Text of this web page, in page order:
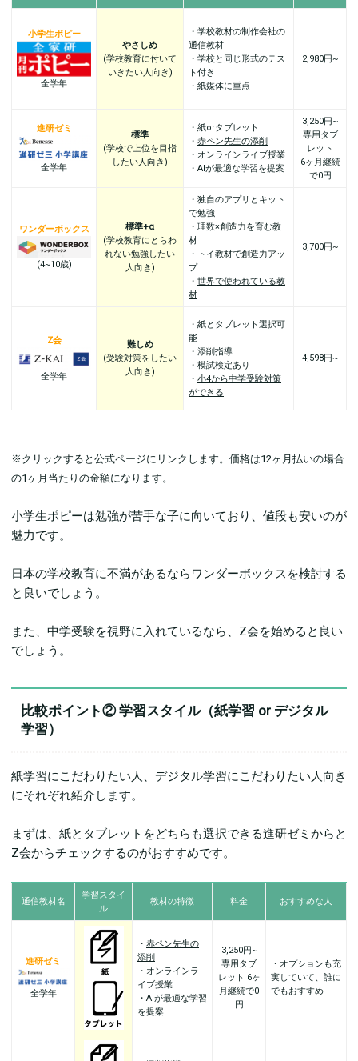
小学生ポピー
全学年
やさしめ
(学校教育に付いて
いきたい人向き)
・学校教材の制作会社の
通信教材
・学校と同じ形式のテス
ト付き
・ 紙媒体に重点
2,980円~
進研ゼミ
全学年
標準
(学校で上位を目指
したい人向き)
・紙orタブレット
・ 赤ペン先生の添削
・オンラインライブ授業
・AIが最適な学習を提案
3,250円~
専用タブ
レット
6ヶ月継続
で0円
ワンダーボックス
(4~10歳)
標準+α
(学校教育にとらわ
れない勉強したい
人向き)
・独自のアプリとキット
で勉強
・理数×創造力を育む教
材
・トイ教材で創造力アッ
プ
・ 世界で使われている教
材
3,700円~
Z会
全学年
難しめ
(受験対策をしたい
人向き)
・紙とタブレット選択可
能
・添削指導
・模試検定あり
・ 小4から中学受験対策
ができる
4,598円~
※クリックすると公式ページにリンクします。価格は12ヶ月払いの場合
の1ヶ月当たりの金額になります。
小学生ポピーは勉強が苦手な子に向いており、値段も安いのが
魅力です。
日本の学校教育に不満があるならワンダーボックスを検討する
と良いでしょう。
また、中学受験を視野に入れているなら、Z会を始めると良い
でしょう。
比較ポイント② 学習スタイル（紙学習 or デジタル
学習）
紙学習にこだわりたい人、デジタル学習にこだわりたい人向き
にそれぞれ紹介します。
まずは、 紙とタブレットをどちらも選択できる進研ゼミからと
Z会からチェックするのがおすすめです。
通信教材名
学習スタイ
ル
教材の特徴 料金 おすすめな人
進研ゼミ
全学年
・ 赤ペン先生の
添削
・オンラインラ
イブ授業
・AIが最適な学習
を提案
3,250円~
専用タブ
レット 6ヶ
月継続で0
円
・オプションも充
実していて、誰に
でもおすすめ